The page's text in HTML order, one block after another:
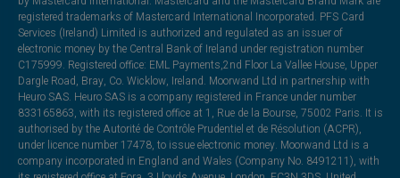
registered trademarks of Mastercard International Incorporated. PFS Card
Services (Ireland) Limited is authorized and regulated as an issuer of
electronic money by the Central Bank of Ireland under registration number
C175999. Registered office: EML Payments,2nd Floor La Vallee House, Upper
Dargle Road, Bray, Co. Wicklow, Ireland. Moorwand Ltd in partnership with
Heuro SAS. Heuro SAS is a company registered in France under number
833165863, with its registered office at 1, Rue de la Bourse, 75002 Paris. It is
authorised by the Autorité de Contrôle Prudentiel et de Résolution (ACPR),
under licence number 17478, to issue electronic money. Moorwand Ltd is a
company incorporated in England and Wales (Company No. 8491211), with